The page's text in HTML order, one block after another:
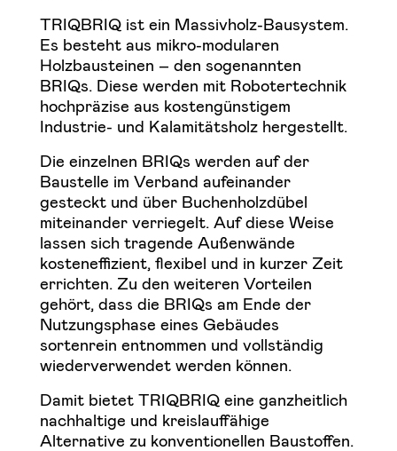
TRIQBRIQ ist ein Massivholz-Bausystem.
Es besteht aus mikro-modularen
Holzbausteinen – den sogenannten
BRIQs. Diese werden mit Robotertechnik
hochpräzise aus kostengünstigem
Industrie- und Kalamitätsholz hergestellt.
Die einzelnen BRIQs werden auf der
Baustelle im Verband aufeinander
gesteckt und über Buchenholzdübel
miteinander verriegelt. Auf diese Weise
lassen sich tragende Außenwände
kosteneffizient, flexibel und in kurzer Zeit
errichten. Zu den weiteren Vorteilen
gehört, dass die BRIQs am Ende der
Nutzungsphase eines Gebäudes
sortenrein entnommen und vollständig
wiederverwendet werden können.
Damit bietet TRIQBRIQ eine ganzheitlich
nachhaltige und kreislauffähige
Alternative zu konventionellen Baustoffen.